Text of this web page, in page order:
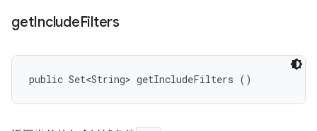
getIncludeFilters
public Set<String> getIncludeFilters ()